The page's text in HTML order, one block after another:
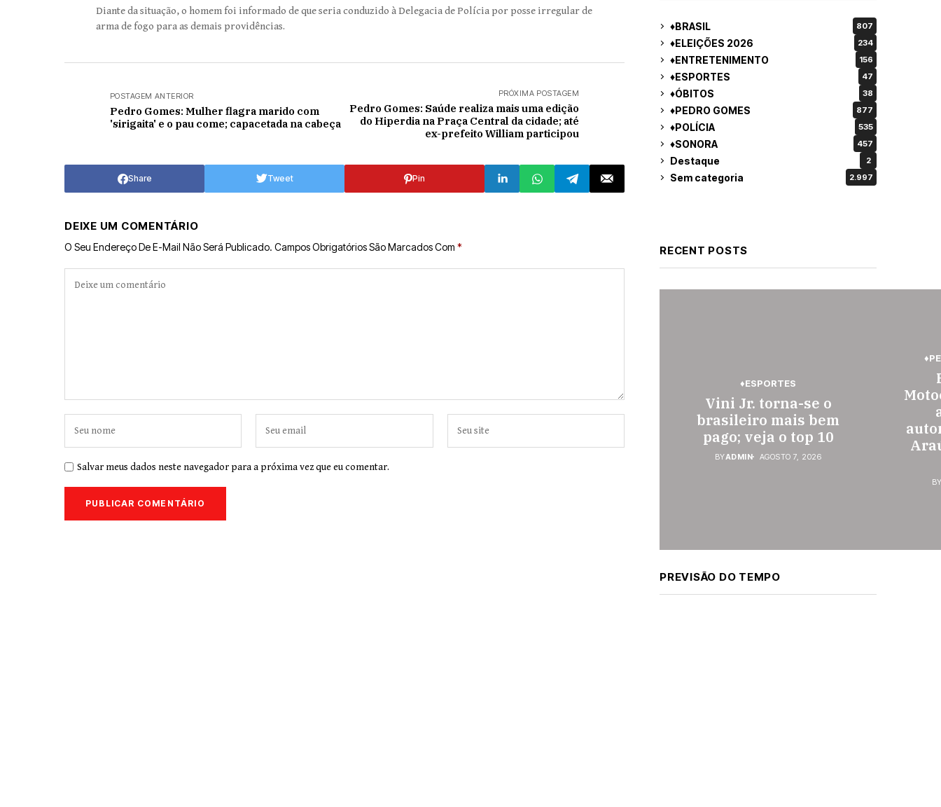
Diante da situação, o homem foi informado de que seria conduzido à Delegacia de Polícia por posse irregular de
arma de fogo para as demais providências.
POSTAGEM ANTERIOR
Pedro Gomes: Mulher flagra marido com
'sirigaita' e o pau come; capacetada na cabeça
PRÓXIMA POSTAGEM
Pedro Gomes: Saúde realiza mais uma edição
do Hiperdia na Praça Central da cidade; até
ex-prefeito William participou
Share Tweet Pin
DEIXE UM COMENTÁRIO
O Seu Endereço De E-Mail Não Será Publicado. Campos Obrigatórios São Marcados Com *
Salvar meus dados neste navegador para a próxima vez que eu comentar.
♦BRASIL 807
♦ELEIÇÕES 2026 234
♦ENTRETENIMENTO 156
♦ESPORTES 47
♦ÓBITOS 38
♦PEDRO GOMES 877
♦POLÍCIA 535
♦SONORA 457
Destaque 2
Sem categoria 2.997
RECENT POSTS
♦ESPORTES
Vini Jr. torna-se o
brasileiro mais bem
pago; veja o top 10
BYADMIN AGOSTO 7, 2026
PREVISÃO DO TEMPO